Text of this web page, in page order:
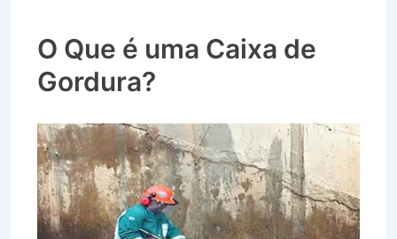
O Que é uma Caixa de
Gordura?